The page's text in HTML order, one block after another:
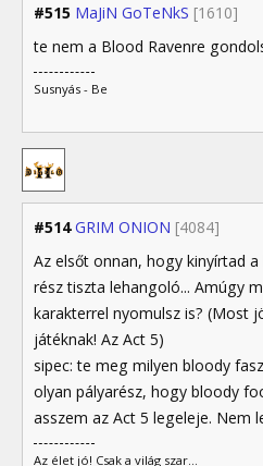
#515 MaJiN GoTeNkS [1610]
te nem a Blood Ravenre
Susnyás - Be
#514 GRIM ONION [4084]
Az elsőt onnan, hogy kinyírtad
rész tiszta lehangoló... Amúgy
karakterrel nyomulsz is? (Most
játéknak! Az Act 5)
sipec: te meg milyen bloody
olyan pályarész, hogy bloody
asszem az Act 5 legeleje. Nem
Az élet jó! Csak a világ szar...